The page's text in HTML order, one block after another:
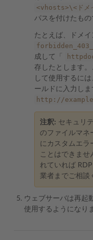
<vhosts>\<ド
パスを付けたもの
たとえば、ドメイ
成して「
存したとします
して使用するに
ールドに入力しま
http://
注釈: セキュリ
のファイルマネ
にカスタムエラ
ことはできませ
れていれば
業者までご相談
ウェブサーバは再起
使用するようになり